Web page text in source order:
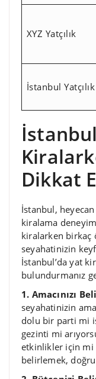
XYZ Yatçılık
İstanbul Yatçılık
Dikkat
İstanbul,
kiralama
kiralarken birkaç
seyahatinizin
İstanbul’da yat
bulundurmanız
1. Amacınızı
seyahatinizin
dolu bir parti mi
gezinti mi
etkinlikler için mi
belirlemek, doğru